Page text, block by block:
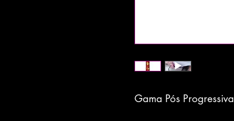
Gama Pós Progressiva